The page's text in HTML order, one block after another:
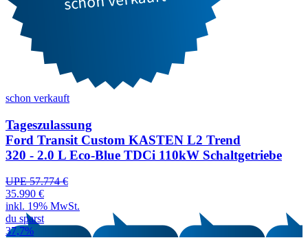
schon verkauft
Tageszulassung
Ford Transit Custom KASTEN L2 Trend
320 - 2.0 L Eco-Blue TDCi 110kW Schaltgetriebe
UPE 57.774 €
35.990 €
inkl. 19% MwSt.
du sparst
37,7%